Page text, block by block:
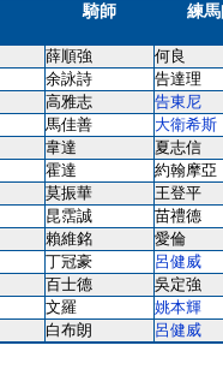
騎師 練
薛順強 何良
余詠詩 告達理
高雅志 告東尼
馬佳善 大衛希斯
韋達 夏志信
霍達 約翰摩亞
莫振華 王登平
昆霑誠 苗禮德
賴維銘 愛倫
丁冠豪 呂健威
百士德 吳定強
文羅 姚本輝
白布朗
呂健威